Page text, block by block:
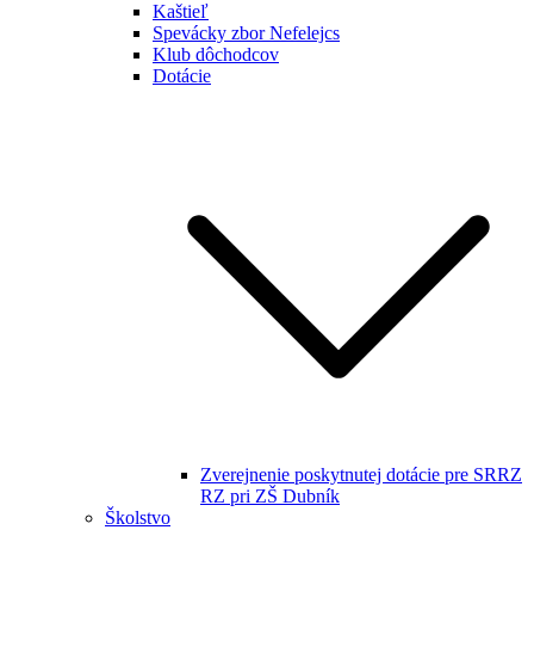
Kaštieľ
Spevácky zbor Nefelejcs
Klub dôchodcov
Dotácie
Zverejnenie poskytnutej dotácie pre SRRZ
RZ pri ZŠ Dubník
Školstvo